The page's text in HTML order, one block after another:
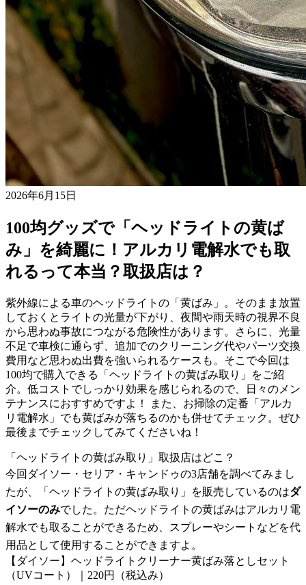
2026年6月15日
100均グッズで「ヘッドライトの黄ば
み」を綺麗に！アルカリ電解水でも取
れるって本当？取扱店は？
紫外線による車のヘッドライトの「黄ばみ」。そのまま放置
しておくとライトの光量が下がり、夜間や雨天時の視界不良
から思わぬ事故につながる危険性があります。さらに、光量
不足で車検に通らず、追加でのクリーニング代やパーツ交換
費用など思わぬ出費を強いられるケースも。そこで今回は
100均で購入できる「ヘッドライトの黄ばみ取り」をご紹
介。低コストでしっかり効果を感じられるので、日々のメン
テナンスにおすすめですよ！ また、お掃除の定番「アルカ
リ電解水」でも黄ばみが落ちるのかも併せてチェック。ぜひ
最後までチェックしてみてくださいね！
「ヘッドライトの黄ばみ取り」取扱店はどこ？
今回ダイソー・セリア・キャンドゥの3店舗を調べてみまし
たが、「ヘッドライトの黄ばみ取り」を販売しているのはダ
イソーのみでした。ただヘッドライトの黄ばみはアルカリ電
解水でも取ることができるため、スプレーやシートなどを代
用品として使用することができますよ。
【ダイソー】ヘッドライトクリーナー黄ばみ落としセット
（UVコート）｜220円（税込み）